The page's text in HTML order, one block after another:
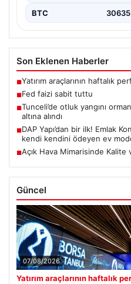
BTC
Son Eklenen Haberler
■Yatırım araçlarının haftalık
■Fed faizi sabit tuttu
■Tunceli’de otluk yangını
altına alındı
■DAP Yapı’dan bir ilk! Emlak
kendi kendini ödeyen ev
■Açık Hava Mimarisinde Kalite
Güncel
07/08/2026
Yatırım araçlarının haftalık